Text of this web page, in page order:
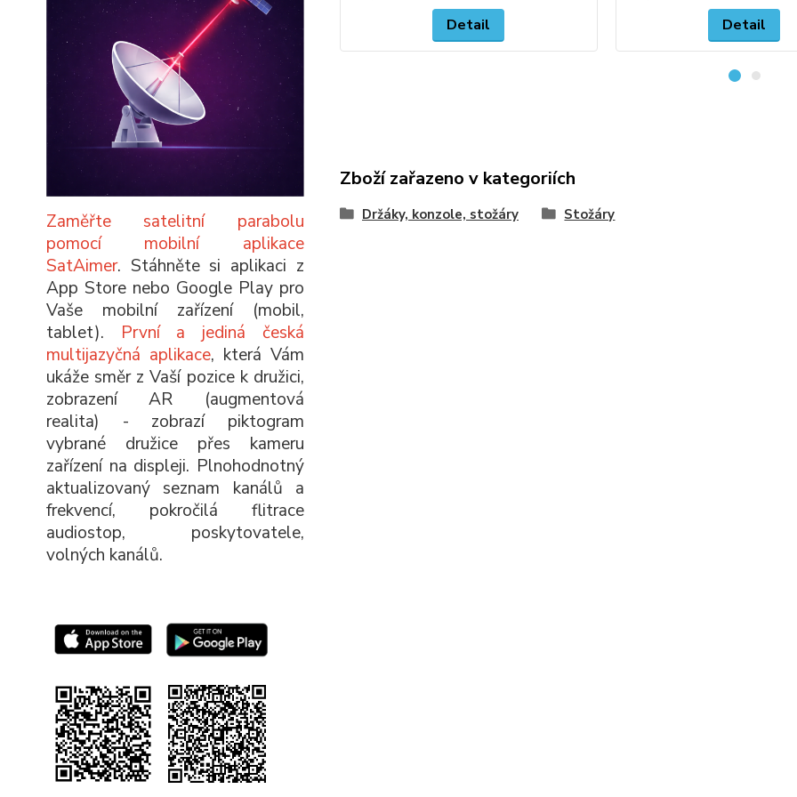
Zaměřte satelitní parabolu
pomocí mobilní aplikace
SatAimer. Stáhněte si aplikaci z
App Store nebo Google Play pro
Vaše mobilní zařízení (mobil,
tablet). První a jediná česká
multijazyčná aplikace, která Vám
ukáže směr z Vaší pozice k družici,
zobrazení AR (augmentová
realita) - zobrazí piktogram
vybrané družice přes kameru
zařízení na displeji. Plnohodnotný
aktualizovaný seznam kanálů a
frekvencí, pokročilá flitrace
audiostop, poskytovatele,
volných kanálů.
Detail Detail
Zboží zařazeno v kategoriích
Držáky, konzole, stožáry Stožáry